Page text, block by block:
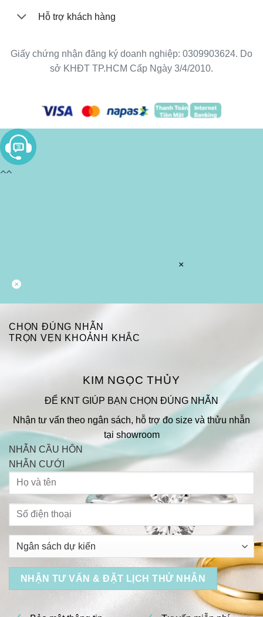
Hỗ trợ khách hàng
Giấy chứng nhận đăng ký doanh nghiệp: 0309903624. Do
sở KHĐT TP.HCM Cấp Ngày 3/4/2010.
×
CHỌN ĐÚNG NHẪN
TRỌN VẸN KHOẢNH KHẮC
KIM NGỌC THỦY
ĐỂ KNT GIÚP BẠN CHỌN ĐÚNG NHẪN
Nhận tư vấn theo ngân sách, hỗ trợ đo size và thửu nhẫn
tại showroom
NHẪN CẦU HÔN
NHẪN CƯỚI